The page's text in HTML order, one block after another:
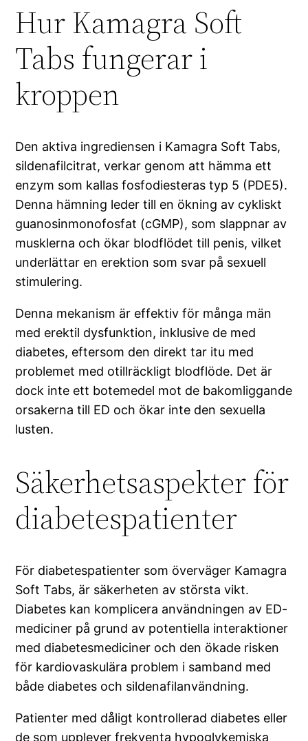
Hur Kamagra Soft
Tabs fungerar i
kroppen
Den aktiva ingrediensen i Kamagra Soft Tabs,
sildenafilcitrat, verkar genom att hämma ett
enzym som kallas fosfodiesteras typ 5 (PDE5).
Denna hämning leder till en ökning av cykliskt
guanosinmonofosfat (cGMP), som slappnar av
musklerna och ökar blodflödet till penis, vilket
underlättar en erektion som svar på sexuell
stimulering.
Denna mekanism är effektiv för många män
med erektil dysfunktion, inklusive de med
diabetes, eftersom den direkt tar itu med
problemet med otillräckligt blodflöde. Det är
dock inte ett botemedel mot de bakomliggande
orsakerna till ED och ökar inte den sexuella
lusten.
Säkerhetsaspekter för
diabetespatienter
För diabetespatienter som överväger Kamagra
Soft Tabs, är säkerheten av största vikt.
Diabetes kan komplicera användningen av ED-
mediciner på grund av potentiella interaktioner
med diabetesmediciner och den ökade risken
för kardiovaskulära problem i samband med
både diabetes och sildenafilanvändning.
Patienter med dåligt kontrollerad diabetes eller
de som upplever frekventa hypoglykemiska